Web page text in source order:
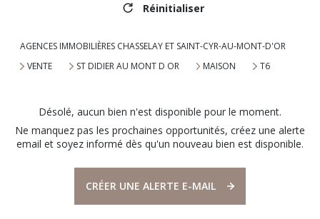
Réinitialiser
AGENCES IMMOBILIÈRES CHASSELAY ET SAINT-CYR-AU-MONT-D'OR
VENTE
ST DIDIER AU MONT D OR MAISON T6
Désolé, aucun bien n'est disponible pour le moment.
Ne manquez pas les prochaines opportunités, créez une alerte
email et soyez informé dès qu'un nouveau bien est disponible.
CRÉER UNE ALERTE E-MAIL